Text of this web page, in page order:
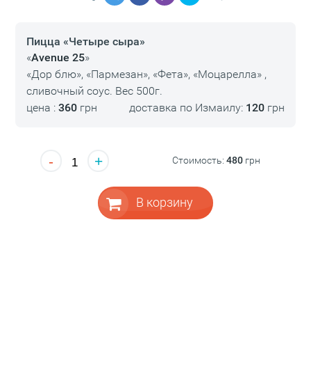
Пицца «Четыре сыра»
«Avenue 25»
«Дор блю», «Пармезан», «Фета», «Моцарелла» ,
сливочный соус. Вес 500г.
цена : 360грн доставка по Измаилу: 120 грн
- + Стоимость:480 грн
В корзину